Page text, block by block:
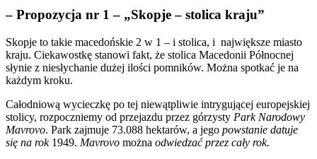
– Propozycja nr 1 – „Skopje – stolica kraju”
Skopje to takie macedońskie 2 w 1 – i stolica, i największe miasto
kraju. Ciekawostkę stanowi fakt, że stolica Macedonii Północnej
słynie z niesłychanie dużej ilości pomników. Można spotkać je na
każdym kroku.
Całodniową wycieczkę po tej niewątpliwie intrygującej europejskiej
stolicy, rozpoczniemy od przejazdu przez górzysty Park Narodowy
Mavrovo. Park zajmuje 73.088 hektarów, a jego powstanie datuje
się na rok 1949. Mavrovo można odwiedzać przez cały rok.